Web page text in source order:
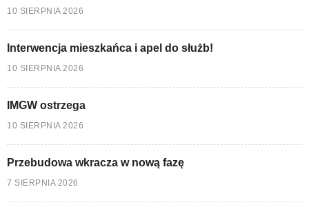
10 SIERPNIA 2026
Interwencja mieszkańca i apel do służb!
10 SIERPNIA 2026
IMGW ostrzega
10 SIERPNIA 2026
Przebudowa wkracza w nową fazę
7 SIERPNIA 2026